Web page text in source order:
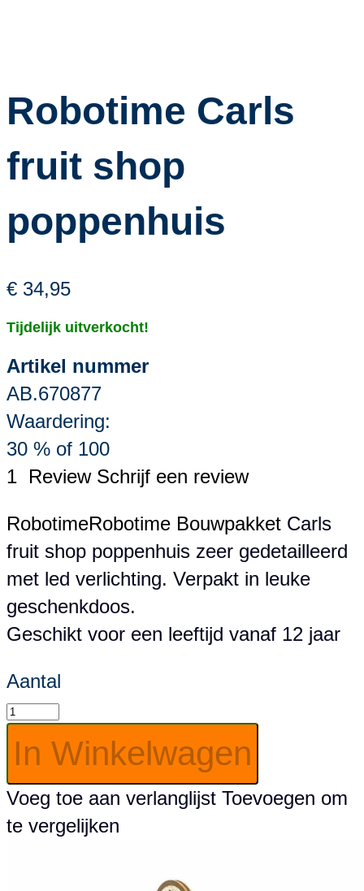
Robotime Carls
fruit shop
poppenhuis
€ 34,95
Tijdelijk uitverkocht!
Artikel nummer
AB.670877
Waardering:
30 % of 100
1 Review Schrijf een review
RobotimeRobotime Bouwpakket Carls
fruit shop poppenhuis zeer gedetailleerd
met led verlichting. Verpakt in leuke
geschenkdoos.
Geschikt voor een leeftijd vanaf 12 jaar
Aantal
In Winkelwagen
Voeg toe aan verlanglijst Toevoegen om
te vergelijken